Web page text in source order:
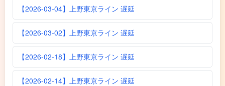
【2026-03-04】上野東京ライン 遅延
【2026-03-02】上野東京ライン 遅延
【2026-02-18】上野東京ライン 遅延
【2026-02-14】上野東京ライン 遅延